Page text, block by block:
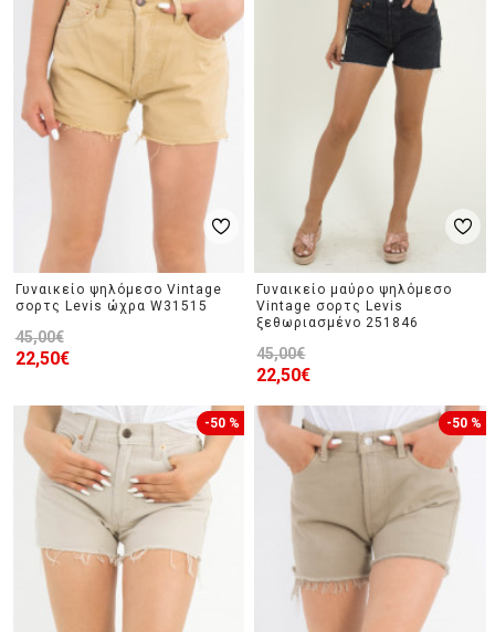
Γυναικείο ψηλόμεσο Vintage
σορτς Levis ώχρα W31515
22,50€
45,00€
Γυναικείο μαύρο ψηλόμεσο
Vintage σορτς Levis
ξεθωριασμένο 251846
22,50€
45,00€
-50 % -50 %